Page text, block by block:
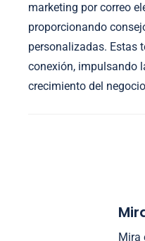
marketing por correo
proporcionando
personalizadas. Estas
conexión, impulsando
crecimiento del
Mira